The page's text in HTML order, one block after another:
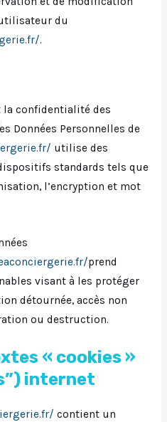
du
.
la confidentialité des
Données Personnelles de
utilise des
standards tels que
l’encryption et mot
prend
visant à les protéger
détournée, accès non
ou destruction.
« cookies »
internet
contient un